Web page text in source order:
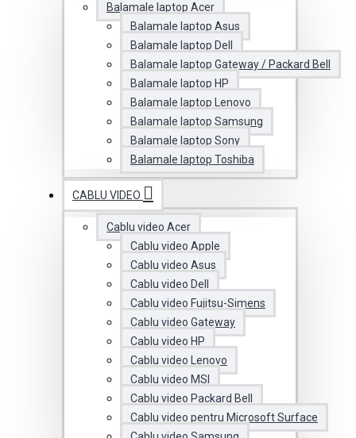
Balamale laptop Acer
Balamale laptop Asus
Balamale laptop Dell
Balamale laptop Gateway / Packard Bell
Balamale laptop HP
Balamale laptop Lenovo
Balamale laptop Samsung
Balamale laptop Sony
Balamale laptop Toshiba
CABLU VIDEO
Cablu video Acer
Cablu video Apple
Cablu video Asus
Cablu video Dell
Cablu video Fujitsu-Simens
Cablu video Gateway
Cablu video HP
Cablu video Lenovo
Cablu video MSI
Cablu video Packard Bell
Cablu video pentru Microsoft Surface